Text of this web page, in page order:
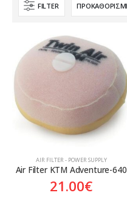
Κατηγορίες
Προϊόν Προέλευση
Aftermarket
On sale
FILTER
AIR FILTER - POWER SUPPLY
Air Filter KTM Adventure-640
21.00€